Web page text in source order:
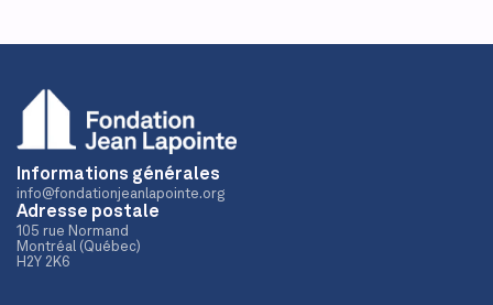
Informations générales
info@fondationjeanlapointe.org
Adresse postale
105 rue Normand
Montréal (Québec)
H2Y 2K6